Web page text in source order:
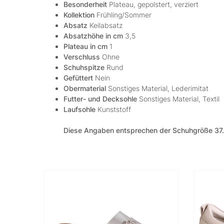
Besonderheit Plateau, gepolstert, verziert
Kollektion Frühling/Sommer
Absatz Keilabsatz
Absatzhöhe in cm 3,5
Plateau in cm 1
Verschluss Ohne
Schuhspitze Rund
Gefüttert Nein
Obermaterial Sonstiges Material, Lederimitat
Futter- und Decksohle Sonstiges Material, Textil
Laufsohle Kunststoff
Diese Angaben entsprechen der Schuhgröße 37.